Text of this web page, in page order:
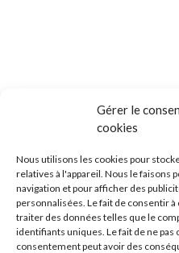
Gérer le
cookies
Nous utilisons les cookies pour
relatives à l'appareil. Nous le faisons
navigation et pour afficher des
personnalisées. Le fait de consentir
traiter des données telles que le
identifiants uniques. Le fait de ne
consentement peut avoir des